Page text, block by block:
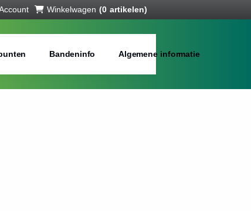
Winkelwagen (0 artikelen)
Bandeninfo Algemene informatie